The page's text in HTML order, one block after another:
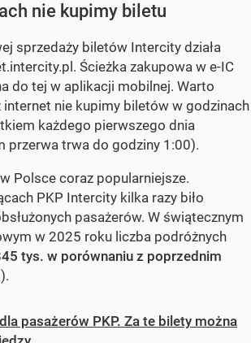
nie kupimy biletu
sprzedaży biletów Intercity działa
Ścieżka zakupowa w e-IC
do tej w aplikacji mobilnej. Warto
internet nie kupimy biletów w godzinach
każdego pierwszego dnia
przerwa trwa do godziny 1:00).
Polsce coraz popularniejsze.
PKP Intercity kilka razy biło
pasażerów. W świątecznym
w 2025 roku liczba podróżnych
tys. w porównaniu z poprzednim
pasażerów PKP. Za te bilety można